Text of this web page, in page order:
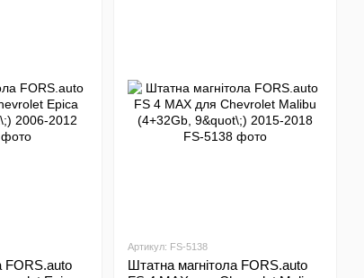
FORS.auto
Артикул: FS-5138
Штатна магнітола FORS.auto